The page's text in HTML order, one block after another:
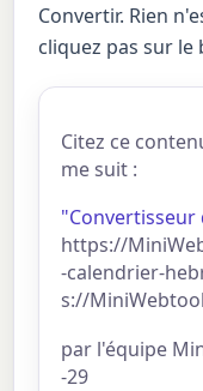
Convertir. Rien
cliquez pas sur le
Citez ce
me suit :
"Convertisseur
https://
-calendrier-
s://
par l'équipe
-29